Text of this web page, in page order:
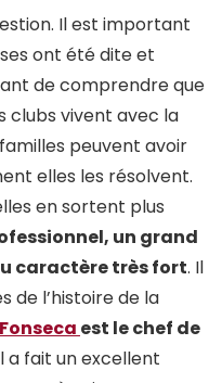
Il est important
ont été dite et
de comprendre que
clubs vivent avec la
peuvent avoir
elles les résolvent.
en sortent plus
un grand
caractère très fort. Il
de l’histoire de la
Fonseca est le chef de
a fait un excellent